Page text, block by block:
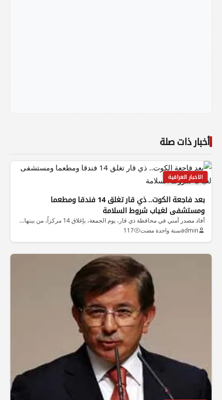
أخبار ذات صلة
الاخبار العراقية
بعد فاجعة الكوت.. ذي قار تغلق 14 فندقا ومطعما
ومستشفى لغياب شروط السلامة
أفاد مصدر أمني في محافظة ذي قار، يوم الجمعة، بإغلاق 14 مركزاً، من بينها…
adminسنة واحدة مضت 117